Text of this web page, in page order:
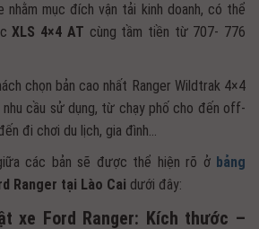
nhằm mục đích vận tải kinh doanh, có thể
XLS 4×4 AT cùng tầm tiền từ 707- 776
chọn bản cao nhất Ranger Wildtrak 4×4
cầu sử dụng, từ chạy phố cho đến off-
đi chơi du lịch, gia đình…
các bản sẽ được thể hiện rõ ở bảng
Ranger tại Lào Cai dưới đây:
xe Ford Ranger: Kích thước –